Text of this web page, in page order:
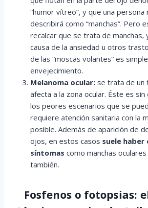
“humor vítreo”, y que una persona
describirá como “manchas”. Pero
recalcar que se trata de manchas,
causa de la ansiedad u otros
de las “moscas volantes” es
envejecimiento.
Melanoma ocular: se trata de un
afecta a la zona ocular. Éste es sin
los peores escenarios que se
requiere atención sanitaria con la
posible. Además de aparición de
ojos, en estos casos suele
síntomas como manchas
también.
Fosfenos o fotopsias: